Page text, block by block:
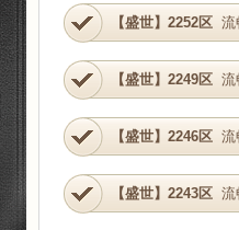
【盛世】2252区 流
【盛世】2249区 流
【盛世】2246区 流
【盛世】2243区 流